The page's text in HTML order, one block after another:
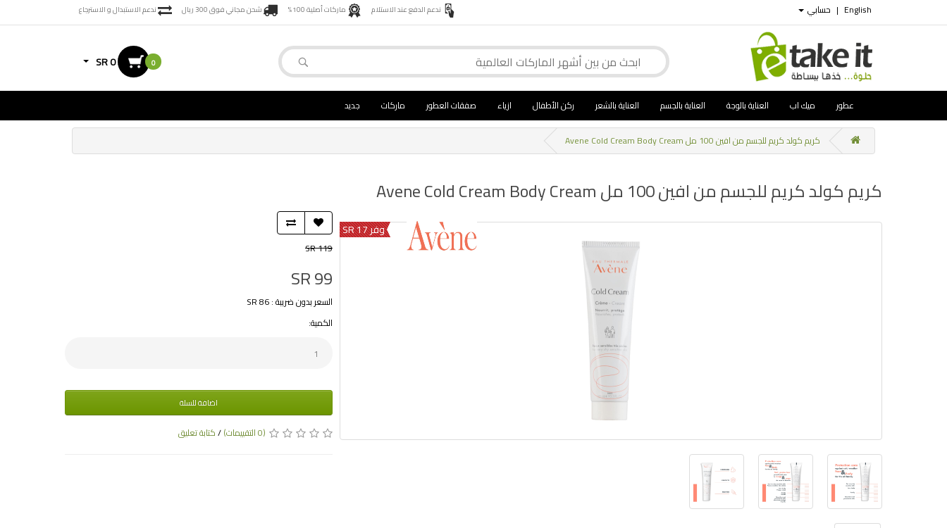
English
| حسابي ندعم الدفع عند الاستلام ماركات أصلية 100% شحن مجاني فوق 300 ريال ندعم الاستبدال و الاسترجاع
0
SR 0
عطور ميك اب العناية بالوجة العناية بالجسم العناية بالشعر ركن الأطفال ازياء صفقات العطور ماركات جديد
كريم كولد كريم للجسم من افين 100 مل Avene Cold Cream Body Cream
كريم كولد كريم للجسم من افين 100 مل Avene Cold Cream Body Cream
وفر 17 SR
SR 119
SR 99
السعر بدون ضريبة : SR 86
الكمية:
اضافة للسلة
(0 التقييمات) /كتابة تعليق